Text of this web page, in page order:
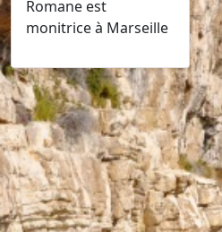
Romane est
monitrice à Marseille